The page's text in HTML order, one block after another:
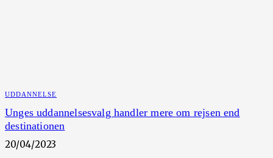
UDDANNELSE
Unges uddannelsesvalg handler mere om rejsen end
destinationen
20/04/2023